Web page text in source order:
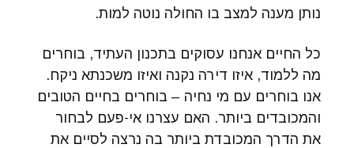
נותן מענה למצב בו החולה נוטה למות.
כל החיים אנחנו עסוקים בתכנון העתיד, בוחרים
מה ללמוד, איזו דירה נקנה ואיזו משכנתא ניקח.
אנו בוחרים עם מי נחיה – בוחרים בחיים הטובים
והמכובדים ביותר. האם עצרנו אי-פעם לבחור
את הדרך המכובדת ביותר בה נרצה לסיים את